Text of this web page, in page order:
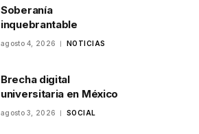
Soberanía
inquebrantable
agosto 4, 2026 NOTICIAS
Brecha digital
universitaria en México
agosto 3, 2026 SOCIAL